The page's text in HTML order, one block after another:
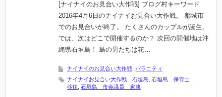
[ナイナイのお見合い大作戦] ブログ村キーワード
2016年4月6日のナイナイお見合い大作戦。 都城市
でのお見合いが終了。 たくさんのカップルが誕生。
では、次はどこで開催するのか？ 次回の開催地は沖
縄県石垣島！ 島の男たちは花…
ナイナイのお見合い大作戦 バラエティ
ナイナイお見合い大作戦 石垣島 ,石垣島 保育士
移住 ,石垣島 市会議員 家康